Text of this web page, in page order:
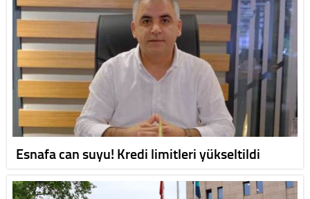
Esnafa can suyu! Kredi limitleri yükseltildi